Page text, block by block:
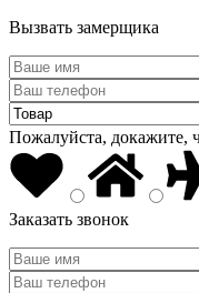
Вызвать замерщика
Пожалуйста, докажите,
Заказать звонок